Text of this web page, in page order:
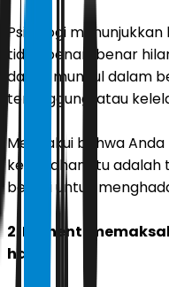
Psikologi
tidak benar-benar
dapat muncul dalam
tersinggung, atau
Mengakui bahwa
kelemahan. Itu
berani untuk
2. Berhenti
hal